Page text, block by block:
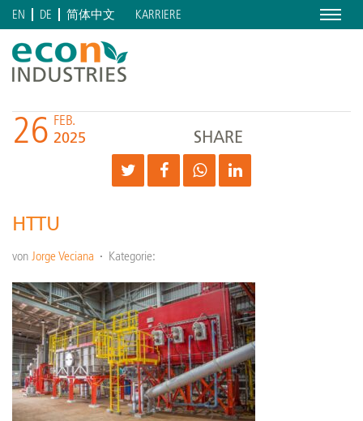
Menu
EN DE 简体中文 KARRIERE
26 FEB.
2025 SHARE
HTTU
von Jorge Veciana Kategorie: